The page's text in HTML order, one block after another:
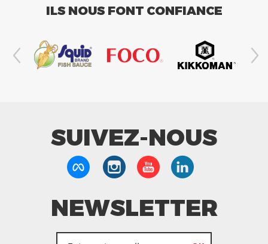
ILS NOUS FONT CONFIANCE
SUIVEZ-NOUS
NEWSLETTER